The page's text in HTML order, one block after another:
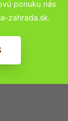
ponuku nás
zahrada.sk.